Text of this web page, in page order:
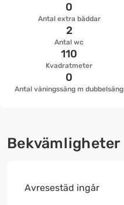
Antal extra bäddar
0
Antal wc
2
Kvadratmeter
110
Antal våningssäng m dubbelsäng
0
Bekvämligheter
Avresestäd ingår